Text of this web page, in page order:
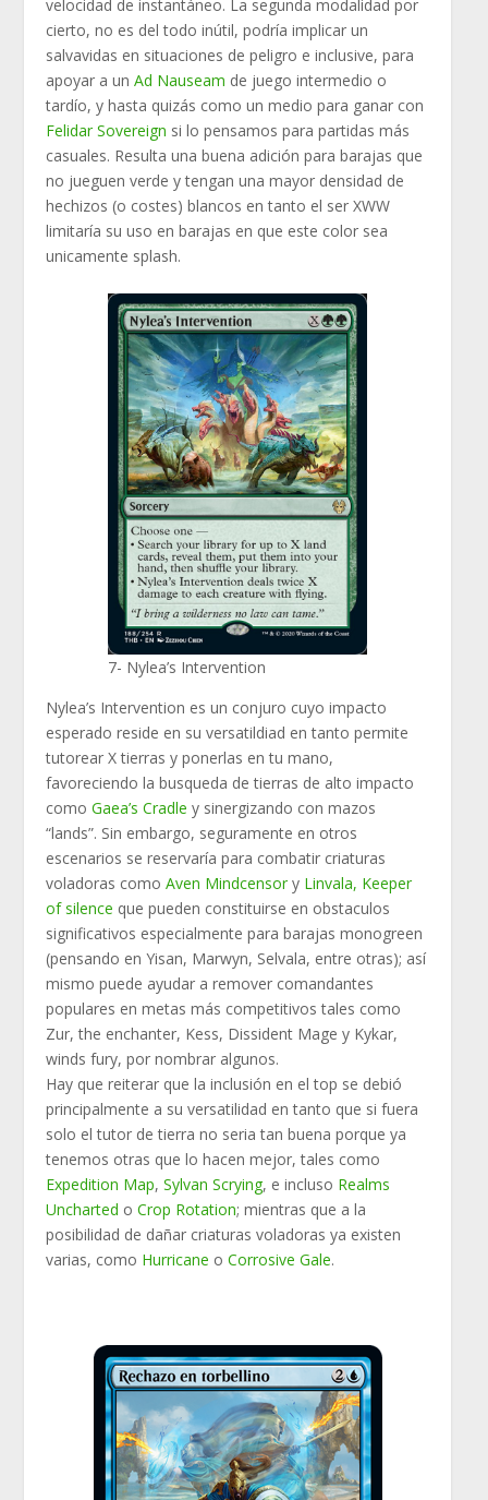
velocidad de instantáneo. La segunda modalidad por
cierto, no es del todo inútil, podría implicar un
salvavidas en situaciones de peligro e inclusive, para
apoyar a unAd Nauseam de juego intermedio o
tardío, y hasta quizás como un medio para ganar con
Felidar Sovereign si lo pensamos para partidas más
casuales. Resulta una buena adición para barajas que
no jueguen verde y tengan una mayor densidad de
hechizos (o costes) blancos en tanto el ser XWW
limitaría su uso en barajas en que este color sea
unicamente splash.
7- Nylea’s Intervention
Nylea’s Intervention es un conjuro cuyo impacto
esperado reside en su versatildiad en tanto permite
tutorear X tierras y ponerlas en tu mano,
favoreciendo la busqueda de tierras de alto impacto
comoGaea’s Cradle y sinergizando con mazos
“lands”. Sin embargo, seguramente en otros
escenarios se reservaría para combatir criaturas
voladoras comoAven Mindcensor y Linvala, Keeper
of silence que pueden constituirse en obstaculos
significativos especialmente para barajas monogreen
(pensando en Yisan, Marwyn, Selvala, entre otras); así
mismo puede ayudar a remover comandantes
populares en metas más competitivos tales como
Zur, the enchanter, Kess, Dissident Mage y Kykar,
winds fury, por nombrar algunos.
Hay que reiterar que la inclusión en el top se debió
principalmente a su versatilidad en tanto que si fuera
solo el tutor de tierra no seria tan buena porque ya
tenemos otras que lo hacen mejor, tales como
Expedition Map,Sylvan Scrying, e incluso Realms
Uncharted oCrop Rotation; mientras que a la
posibilidad de dañar criaturas voladoras ya existen
varias, como Hurricane oCorrosive Gale.